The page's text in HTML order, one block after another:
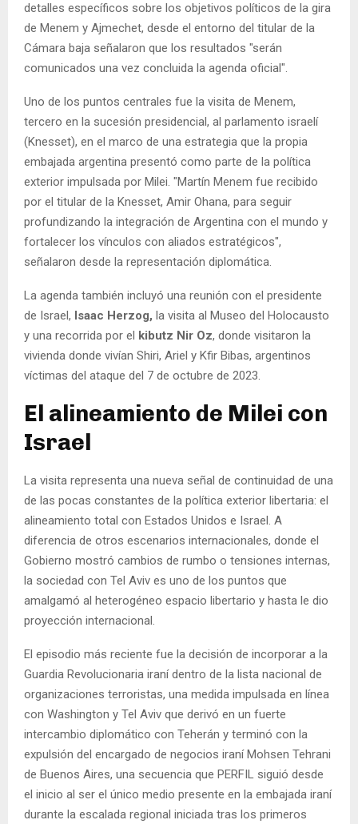
detalles específicos sobre los objetivos políticos de la gira
de Menem y Ajmechet, desde el entorno del titular de la
Cámara baja señalaron que los resultados "serán
comunicados una vez concluida la agenda oficial".
Uno de los puntos centrales fue la visita de Menem,
tercero en la sucesión presidencial, al parlamento israelí
(Knesset), en el marco de una estrategia que la propia
embajada argentina presentó como parte de la política
exterior impulsada por Milei. "Martín Menem fue recibido
por el titular de la Knesset, Amir Ohana, para seguir
profundizando la integración de Argentina con el mundo y
fortalecer los vínculos con aliados estratégicos",
señalaron desde la representación diplomática.
La agenda también incluyó una reunión con el presidente
de Israel, Isaac Herzog, la visita al Museo del Holocausto
y una recorrida por el
kibutz Nir Oz, donde visitaron la
vivienda donde vivían Shiri, Ariel y Kfir Bibas, argentinos
víctimas del ataque del 7 de octubre de 2023.
El alineamiento de Milei con
Israel
La visita representa una nueva señal de continuidad de una
de las pocas constantes de la política exterior libertaria: el
alineamiento total con Estados Unidos e Israel. A
diferencia de otros escenarios internacionales, donde el
Gobierno mostró cambios de rumbo o tensiones internas,
la sociedad con Tel Aviv es uno de los puntos que
amalgamó al heterogéneo espacio libertario y hasta le dio
proyección internacional.
El episodio más reciente fue la decisión de incorporar a la
Guardia Revolucionaria iraní dentro de la lista nacional de
organizaciones terroristas, una medida impulsada en línea
con Washington y Tel Aviv que derivó en un fuerte
intercambio diplomático con Teherán y terminó con la
expulsión del encargado de negocios iraní Mohsen Tehrani
de Buenos Aires, una secuencia que PERFIL siguió desde
el inicio al ser el único medio presente en la embajada iraní
durante la escalada regional iniciada tras los primeros